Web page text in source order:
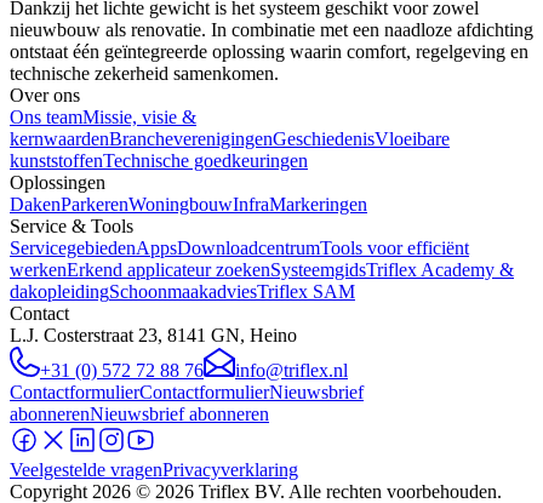
Dankzij het lichte gewicht is het systeem geschikt voor zowel
nieuwbouw als renovatie. In combinatie met een naadloze afdichting
ontstaat één geïntegreerde oplossing waarin comfort, regelgeving en
technische zekerheid samenkomen.
Over ons
Ons teamMissie, visie &
kernwaardenBrancheverenigingenGeschiedenisVloeibare
kunststoffenTechnische goedkeuringen
Oplossingen
DakenParkerenWoningbouwInfraMarkeringen
Service & Tools
ServicegebiedenAppsDownloadcentrumTools voor efficiënt
werkenErkend applicateur zoekenSysteemgidsTriflex Academy &
dakopleidingSchoonmaakadviesTriflex SAM
Contact
L.J. Costerstraat 23, 8141 GN, Heino
+31 (0) 572 72 88 76
info@triflex.nl
ContactformulierContactformulierNieuwsbrief
abonnerenNieuwsbrief abonneren
Veelgestelde vragenPrivacyverklaring
Copyright 2026 © 2026 Triflex BV. Alle rechten voorbehouden.